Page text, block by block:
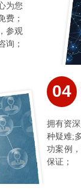
为您
费；
参观
询；
04
拥有资
种疑难;
功案例
保证；